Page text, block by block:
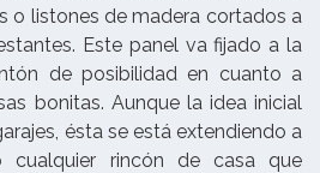
o listones de madera cortados a
Este panel va fijado a la
de posibilidad en cuanto a
bonitas. Aunque la idea inicial
ésta se está extendiendo a
cualquier rincón de casa que